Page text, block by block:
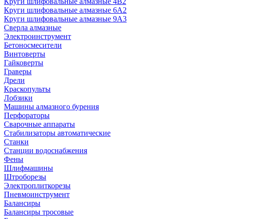
Круги шлифовальные алмазные 6A2
Круги шлифовальные алмазные 9А3
Сверла алмазные
Электроинструмент
Бетоносмесители
Винтоверты
Гайковерты
Граверы
Дрели
Краскопульты
Лобзики
Машины алмазного бурения
Перфораторы
Сварочные аппараты
Стабилизаторы автоматические
Станки
Станции водоснабжения
Фены
Шлифмашины
Штроборезы
Электроплиткорезы
Пневмоинструмент
Балансиры
Балансиры тросовые